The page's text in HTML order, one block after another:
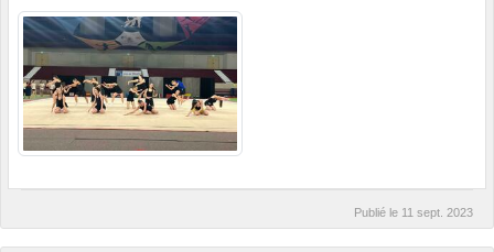
Publié le 11 sept. 2023